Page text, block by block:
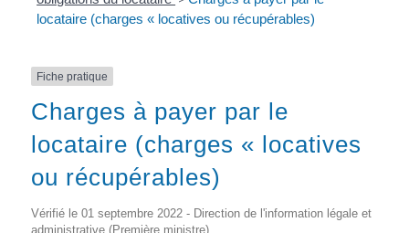
locataire (charges « locatives ou récupérables)
Fiche pratique
Charges à payer par le
locataire (charges « locatives
ou récupérables)
Vérifié le 01 septembre 2022 - Direction de l'information légale et
administrative (Première ministre)